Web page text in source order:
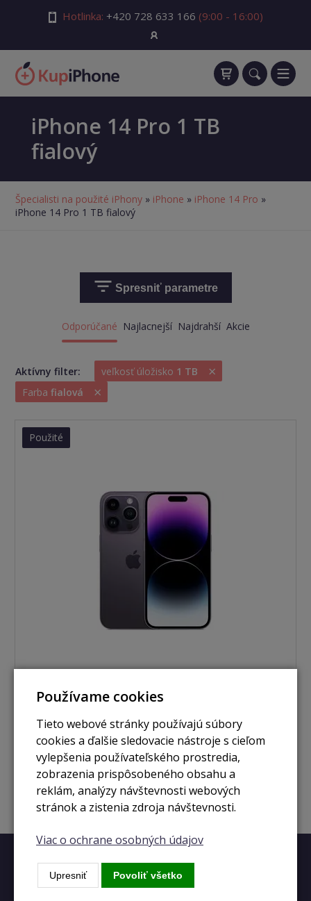
Hotlinka: +420 728 633 166 (9:00 - 16:00)
iPhone 14 Pro 1 TB
fialový
Špecialisti na použité iPhony » iPhone » iPhone 14 Pro »
iPhone 14 Pro 1 TB fialový
Spresniť parametre
Odporúčané Najlacnejší Najdrahší Akcie
Aktívny filter: veľkosť úložisko 1 TB ×
Farbafialová ×
Použité
Zobraziť
Rýchly kontakt
Používame cookies
Tieto webové stránky používajú súbory
cookies a ďalšie sledovacie nástroje s cieľom
vylepšenia používateľského prostredia,
zobrazenia prispôsobeného obsahu a
reklám, analýzy návštevnosti webových
stránok a zistenia zdroja návštevnosti.
Viac o ochrane osobných údajov
Upresniť Povoliť všetko